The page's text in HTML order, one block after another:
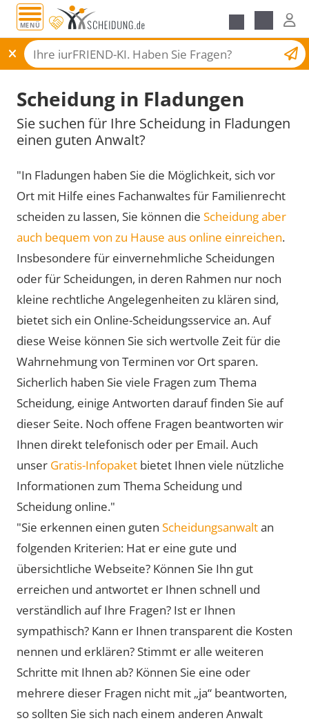
MENÜ
Scheidungsantrag
Scheidung in Fladungen
Sie suchen für Ihre Scheidung in Fladungen
einen guten Anwalt?
"In Fladungen haben Sie die Möglichkeit, sich vor
Ort mit Hilfe eines Fachanwaltes für Familienrecht
scheiden zu lassen, Sie können die Scheidung aber
auch bequem von zu Hause aus online einreichen.
Insbesondere für einvernehmliche Scheidungen
oder für Scheidungen, in deren Rahmen nur noch
kleine rechtliche Angelegenheiten zu klären sind,
bietet sich ein Online-Scheidungsservice an. Auf
diese Weise können Sie sich wertvolle Zeit für die
Wahrnehmung von Terminen vor Ort sparen.
Sicherlich haben Sie viele Fragen zum Thema
Scheidung, einige Antworten darauf finden Sie auf
dieser Seite. Noch offene Fragen beantworten wir
Ihnen direkt telefonisch oder per Email. Auch
unser Gratis-Infopaket bietet Ihnen viele nützliche
Informationen zum Thema Scheidung und
Scheidung online."
"Sie erkennen einen guten Scheidungsanwaltan
folgenden Kriterien: Hat er eine gute und
übersichtliche Webseite? Können Sie Ihn gut
erreichen und antwortet er Ihnen schnell und
verständlich auf Ihre Fragen? Ist er Ihnen
sympathisch? Kann er Ihnen transparent die Kosten
nennen und erklären? Stimmt er alle weiteren
Schritte mit Ihnen ab? Können Sie eine oder
mehrere dieser Fragen nicht mit „ja“ beantworten,
so sollten Sie sich nach einem anderen Anwalt